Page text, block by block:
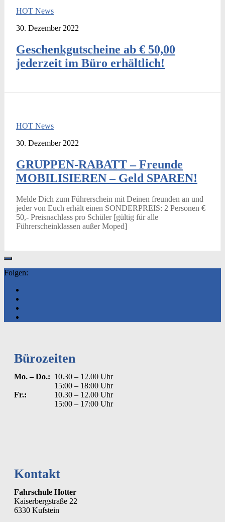
HOT News
30. Dezember 2022
Geschenkgutscheine ab € 50,00
jederzeit im Büro erhältlich!
HOT News
30. Dezember 2022
GRUPPEN-RABATT – Freunde
MOBILISIEREN – Geld SPAREN!
Melde Dich zum Führerschein mit Deinen freunden an und
jeder von Euch erhält einen SONDERPREIS: 2 Personen €
50,- Preisnachlass pro Schüler [gültig für alle
Führerscheinklassen außer Moped]
Folgen:
Bürozeiten
Mo. – Do.: 10.30 – 12.00 Uhr
15:00 – 18:00 Uhr
Fr.:
10.30 – 12.00 Uhr
15:00 – 17:00 Uhr
Kontakt
Fahrschule Hotter
Kaiserbergstraße 22
6330 Kufstein